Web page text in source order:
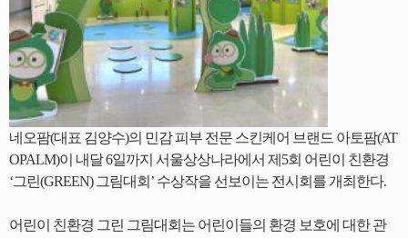
네오팜(대표 김양수)의 민감 피부 전문 스킨케어 브랜드 아토팜(AT
OPALM)이 내달 6일까지 서울상상나라에서 제5회 어린이 친환경
‘그린(GREEN) 그림대회’ 수상작을 선보이는 전시회를 개최한다.
어린이 친환경 그린 그림대회는 어린이들의 환경 보호에 대한 관